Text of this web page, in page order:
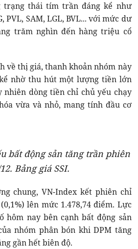
trạng thái tím trần đáng kể như
PVL, SAM, LGL, BVL... với mức dư
trăm nghìn đến hàng triệu cổ
về thị giá, thanh khoản nhóm này
nhờ thu hút một lượng tiền lớn
nhiên dòng tiền chỉ chủ yếu chạy
vừa và nhỏ, mang tính đầu cơ
bất động sản tăng trần phiên
Bảng giá SSI.
chung, VN-Index kết phiên chỉ
lên mức 1.478,74 điểm. Lực
hôm nay bên cạnh bất động sản
nhóm phân bón khi DPM tăng
gần hết biên độ.